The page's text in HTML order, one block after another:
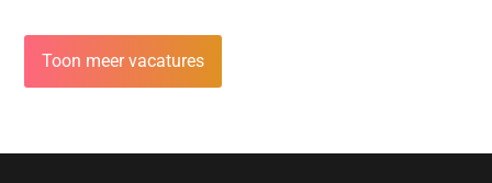
Toon meer vacatures